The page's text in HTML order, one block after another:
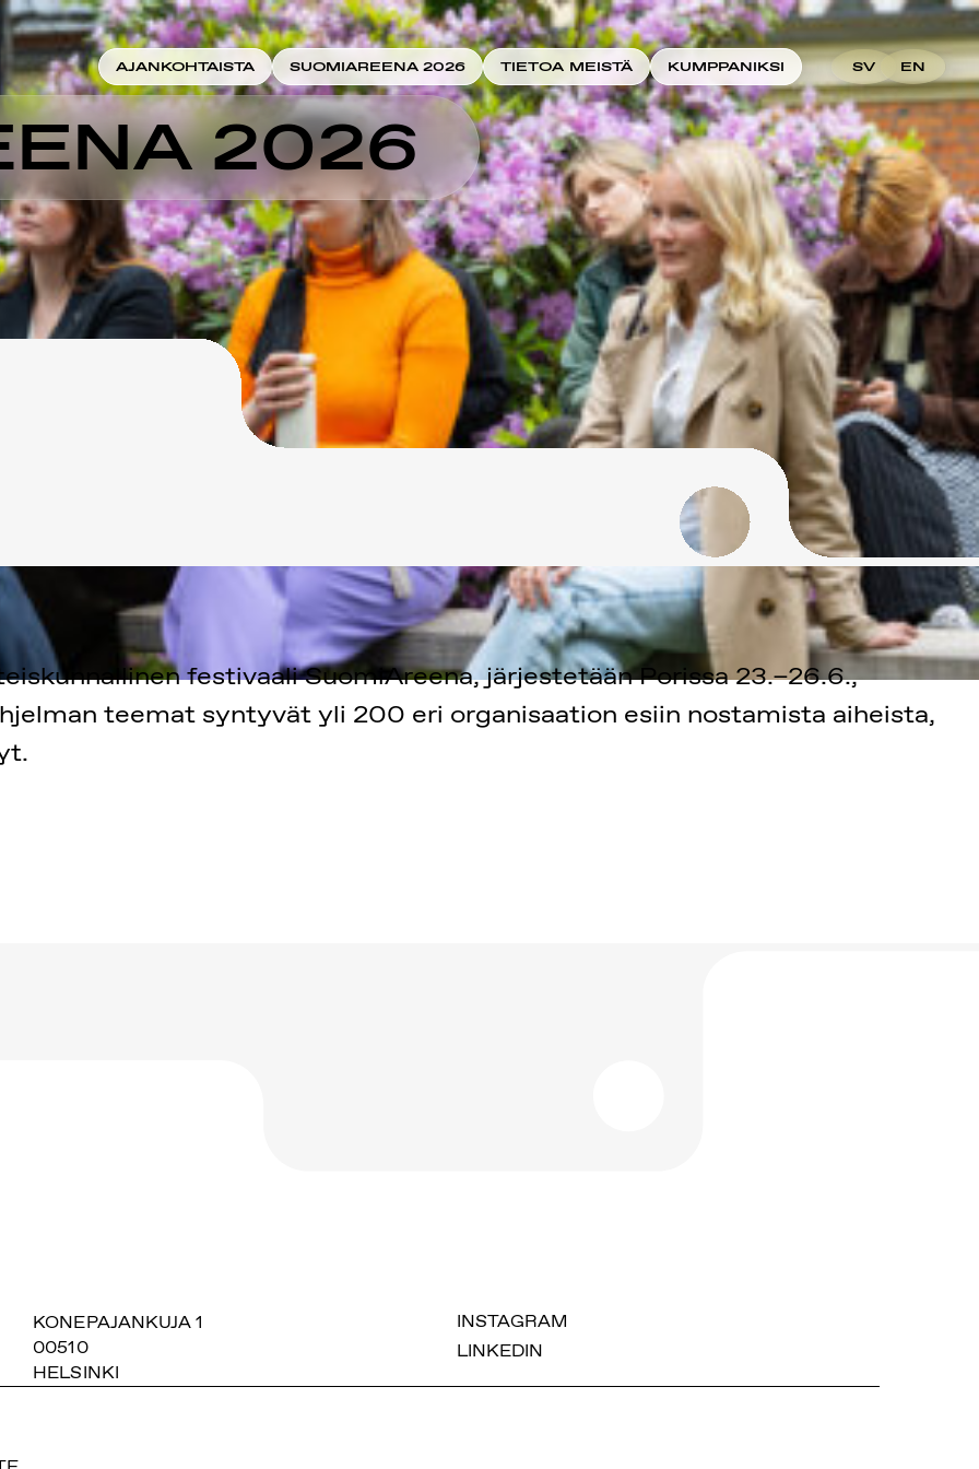
AJANKOHTAISTA
SUOMIAREENA 2026 TIETOA MEISTÄ KUMPPANIKSI SV EN
2026
festivaali SuomiAreena, järjestetään Porissa 23.–26.6.,
teemat syntyvät yli 200 eri organisaation esiin nostamista aiheista,
SUOMIAREENA
KONEPAJANKUJA 1
00510
HELSINKI
INSTAGRAM
LINKEDIN